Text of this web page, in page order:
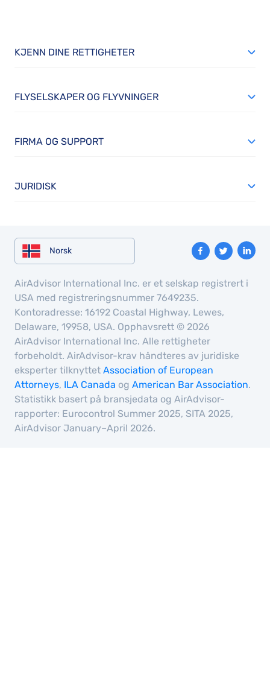
KJENN DINE RETTIGHETER
FLYSELSKAPER OG FLYVNINGER
FIRMA OG SUPPORT
JURIDISK
Norsk
AirAdvisor International Inc. er et selskap registrert i
USA med registreringsnummer 7649235.
Kontoradresse: 16192 Coastal Highway, Lewes,
Delaware, 19958, USA. Opphavsrett © 2026
AirAdvisor International Inc. Alle rettigheter
forbeholdt. AirAdvisor-krav håndteres av juridiske
eksperter tilknyttet Association of European
Attorneys, ILA Canada og American Bar Association.
Statistikk basert på bransjedata og AirAdvisor-
rapporter: Eurocontrol Summer 2025, SITA 2025,
AirAdvisor January–April 2026.